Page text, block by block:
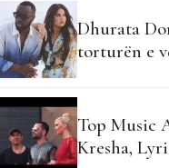
Dhurata
torturën e
Top Music
Kresha,